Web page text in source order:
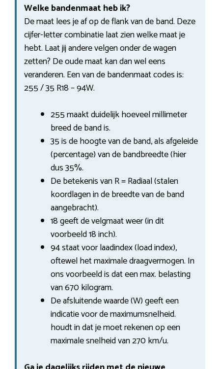
Welke bandenmaat heb ik?
De maat lees je af op de flank van de band. Deze
cijfer-letter combinatie laat zien welke maat je
hebt. Laat jij andere velgen onder de wagen
zetten? De oude maat kan dan wel eens
veranderen. Een van de bandenmaat codes is:
255 / 35 R18 – 94W.
255 maakt duidelijk hoeveel millimeter
breed de band is.
35 is de hoogte van de band, als afgeleide
(percentage) van de bandbreedte (hier
dus 35%.
De betekenis van R = Radiaal (stalen
koordlagen in de breedte van de band
aangebracht).
18 geeft de velgmaat weer (in dit
voorbeeld 18 inch).
94 staat voor laadindex (load index),
oftewel het maximale draagvermogen. In
ons voorbeeld is dat een max. belasting
van 670 kilogram.
De afsluitende waarde (W) geeft een
indicatie voor de maximumsnelheid.
houdt in dat je moet rekenen op een
maximale snelheid van 270 km/u.